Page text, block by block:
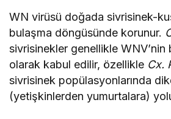
WN virüsü doğada sivrisinek-
bulaşma döngüsünde korunur.
sivrisinekler genellikle WNV’nin
olarak kabul edilir, özellikle Cx.
sivrisinek popülasyonlarında
(yetişkinlerden yumurtalara)